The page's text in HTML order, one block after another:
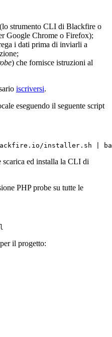
strumento CLI di Blackfire o
Google Chrome o Firefox);
i dati prima di inviarli a
) che fornisce istruzioni al
iscriversi.
eseguendo il seguente script
installer.sh |
scarica ed installa la CLI di
PHP probe su tutte le
il progetto: